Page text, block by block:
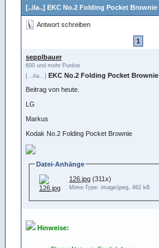
[..iIa..] EKC No.2 Folding Pocket Brownie
Antwort schreiben
1
sepplbauer
600 und mehr Punkte
[ ..iIa.. ] EKC No.2 Folding Pocket Brownie
Beitrag von heute.
LG
Markus
Kodak No.2 Folding Pocket Brownie
Datei-Anhänge
126.jpg (311x)
Mime-Type: image/jpeg, 462 kB
Hinweise: